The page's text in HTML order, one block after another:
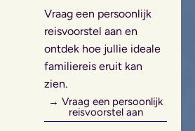
Vraag een persoonlijk
reisvoorstel aan en
ontdek hoe jullie ideale
familiereis eruit kan
zien.
→ Vraag een persoonlijk
reisvoorstel aan